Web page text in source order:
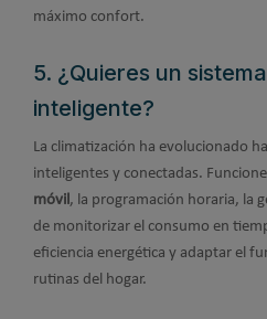
máximo confort.
5. ¿Quieres un
inteligente?
La climatización ha evolucionado
inteligentes y conectadas.
móvil , la programación horaria, la
de monitorizar el consumo en
eficiencia energética y adaptar el
rutinas del hogar.